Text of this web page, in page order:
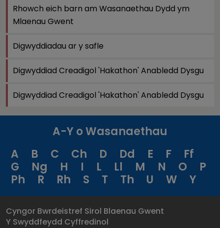
Rhowch eich barn am Wasanaethau Dydd ym
Mlaenau Gwent
Digwyddiadau ar y safle
Digwyddiad Creadigol 'Hakathon' Anabledd Dysgu
Digwyddiad Creadigol 'Hakathon' Anabledd Dysgu
A-Y o Wasanaethau
A
B C Ch D Dd E F
Ff
G
Ng H I L Ll M N O
P
Ph
R Rh S T Th U W Y
Cyngor Bwrdeistref Sirol Blaenau Gwent
Y Swyddfeydd Cyffredinol